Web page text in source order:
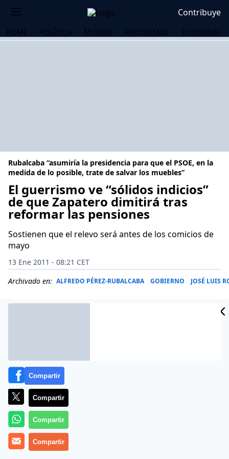
Contribuye
HOME POLÍTICA MUNDO PERIODISMO ECONOMÍA
Rubalcaba “asumiría la presidencia para que el PSOE, en la
medida de lo posible, trate de salvar los muebles”
El guerrismo ve “sólidos indicios”
de que Zapatero dimitirá tras
reformar las pensiones
Sostienen que el relevo será antes de los comicios de
mayo
13 Ene 2011 - 08:21 CET
Archivado en: ALFREDO PÉREZ-RUBALCABA GOBIERNO JOSÉ LUIS
«Existen sólidos indicios de que Zapatero presentará
Compartir
Compartir
Compartir
Compartir